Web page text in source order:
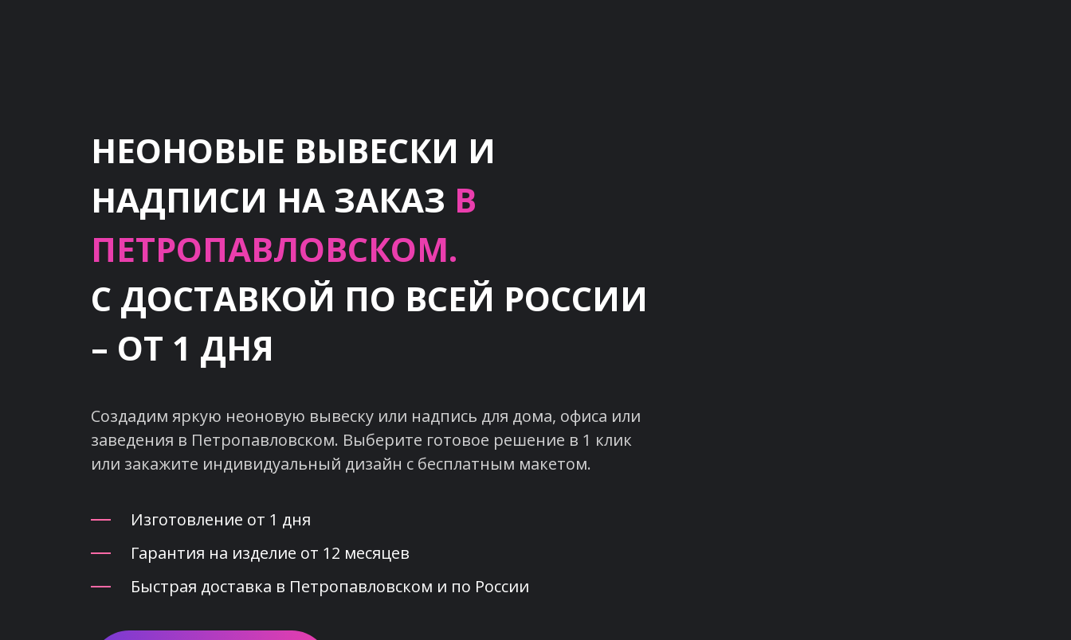
НЕОНОВЫЕ ВЫВЕСКИ И
НАДПИСИ НА ЗАКАЗ В
ПЕТРОПАВЛОВСКОМ.
С ДОСТАВКОЙ ПО ВСЕЙ РОССИИ
– ОТ 1 ДНЯ
Создадим яркую неоновую вывеску или надпись для дома, офиса или
заведения в Петропавловском. Выберите готовое решение в 1 клик
или закажите индивидуальный дизайн с бесплатным макетом.
Изготовление от 1 дня
Гарантия на изделие от 12 месяцев
Быстрая доставка в Петропавловском и по России